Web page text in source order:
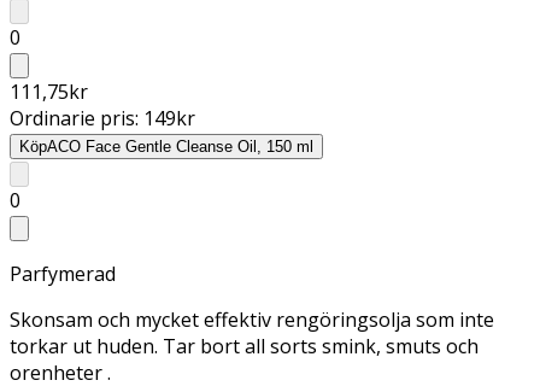
0
111,75kr
Ordinarie pris: 149kr
KöpACO Face Gentle Cleanse Oil, 150 ml
0
Parfymerad
Skonsam och mycket effektiv rengöringsolja som inte
torkar ut huden. Tar bort all sorts smink, smuts och
orenheter .